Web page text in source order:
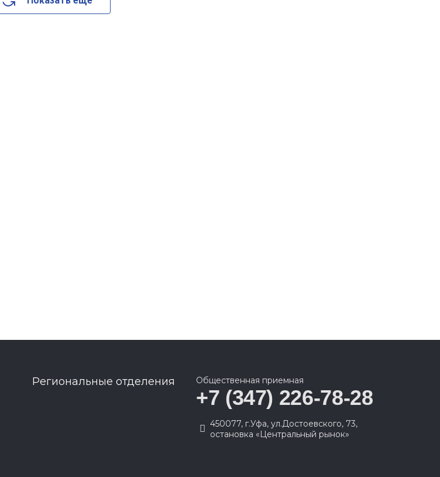
Региональные отделения Общественная приемная
+7 (347) 226-78-28
450077, г.Уфа, ул.Достоевского, 73,
остановка «Центральный рынок»